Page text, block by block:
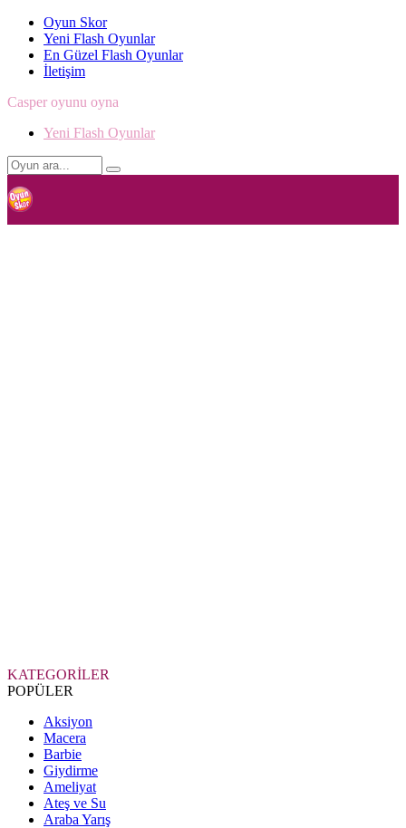
Oyun Skor
Yeni Flash Oyunlar
En Güzel Flash Oyunlar
İletişim
Casper oyunu oyna
Yeni Flash Oyunlar
KATEGORİLER
POPÜLER
Aksiyon
Macera
Barbie
Giydirme
Ameliyat
Ateş ve Su
Araba Yarış